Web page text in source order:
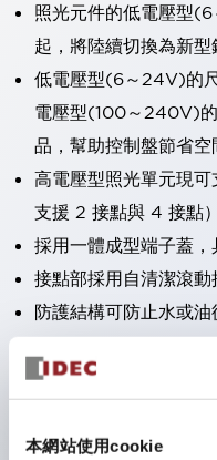
本網站使用cookie
照光元件的低電壓型
起，將陸續切換為新型
低電壓型(6～24V)的
電壓型(100～240V)
品，幫助控制盤節省空
高電壓型照光單元現
支援 2 接點與 4 接點）
採用一體成型端子蓋，
接點部採用自清潔滾動
防護結構可防止水或
雙按鈕開關，可將兩個
完整支援全球各地需求